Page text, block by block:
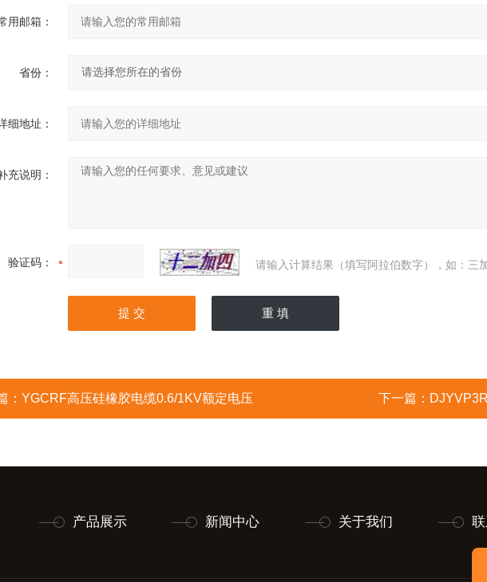
用邮箱：
省份：
细地址：
充说明：
验证码： 请输入计算结果（填写阿拉伯数字），如：三
： YGCRF高压硅橡胶电缆0.6/1KV额定电压 下一篇：
产品展示 新闻中心 关于我们